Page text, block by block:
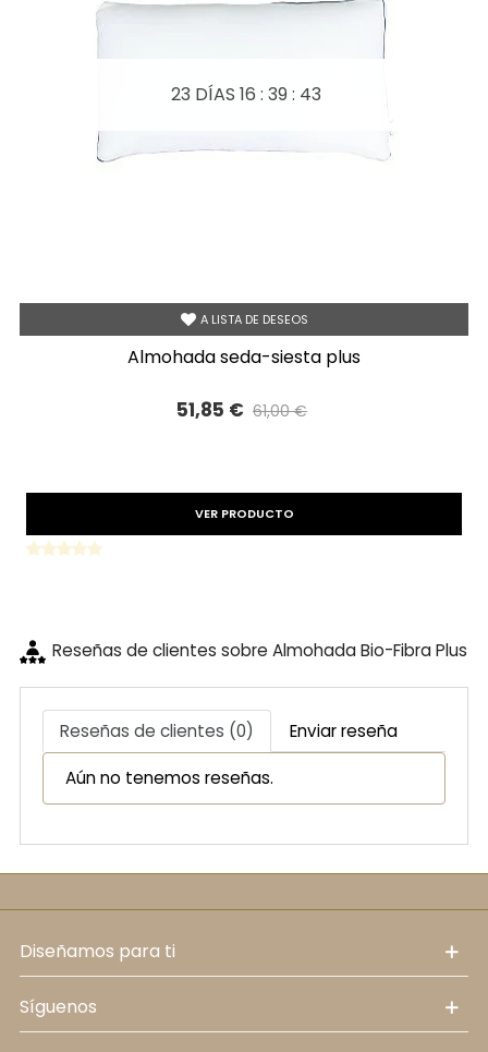
A LISTA DE DESEOS
23 DÍAS 16 : 39 : 42
almohada seda-siesta plus
51,85 € 61,00 €
VER PRODUCTO
Reseñas de clientes sobre Almohada Bio-Fibra Plus
Reseñas de clientes (0) Enviar reseña
Aún no tenemos reseñas.
diseñamos para ti
síguenos